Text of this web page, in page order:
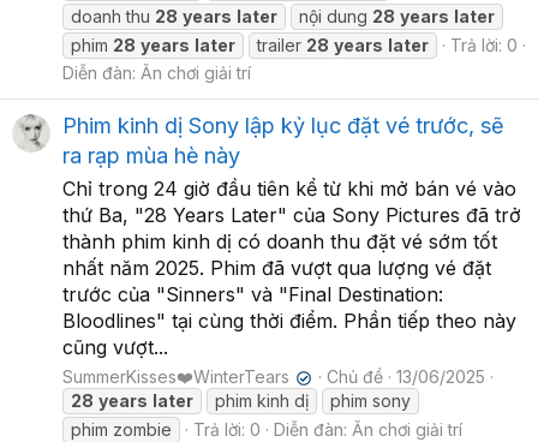
doanh thu 28 years later nội dung 28 years later
phim 28 years later trailer 28 years later
Trả lời: 0
Diễn đàn: Ăn chơi giải trí
Phim kinh dị Sony lập kỷ lục đặt vé trước, sẽ
ra rạp mùa hè này
Chỉ trong 24 giờ đầu tiên kể từ khi mở bán vé vào
thứ Ba, "28 Years Later" của Sony Pictures đã trở
thành phim kinh dị có doanh thu đặt vé sớm tốt
nhất năm 2025. Phim đã vượt qua lượng vé đặt
trước của "Sinners" và "Final Destination:
Bloodlines" tại cùng thời điểm. Phần tiếp theo này
cũng vượt...
SummerKisses❤️WinterTears ✔ Chủ đề
13/06/2025
28 years later phim kinh dị
phim sony
phim zombie
Trả lời: 0 Diễn đàn: Ăn chơi giải trí